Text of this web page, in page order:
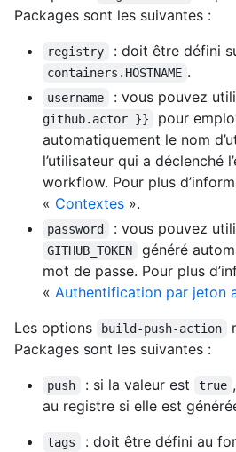
Packages sont les suivantes :
registry : doit être défini
containers.HOSTNAME .
username : vous pouvez
github.actor }}
pour
automatiquement le nom
l’utilisateur qui a déclenché
workflow. Pour plus
« Contextes ».
password : vous pouvez
GITHUB_TOKEN
généré
mot de passe. Pour plus
« Authentification par jeton
Les options
build-push-action
Packages sont les suivantes :
push : si la valeur est true
au registre si elle est
tags : doit être défini au